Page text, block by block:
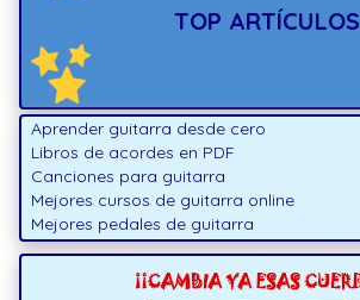
TOP ARTÍCULOS
Aprender guitarra desde cero
Libros de acordes en PDF
Canciones para guitarra
Mejores cursos de guitarra online
Mejores pedales de guitarra